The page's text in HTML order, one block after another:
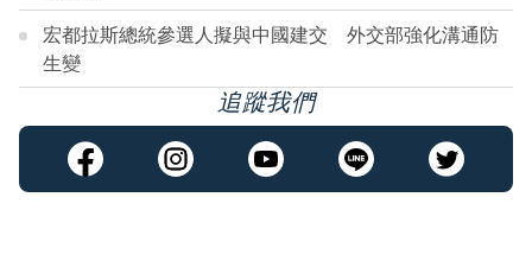
宏都拉斯總統參選人擬與中國建交 外交部強化溝通防
生變
追蹤我們